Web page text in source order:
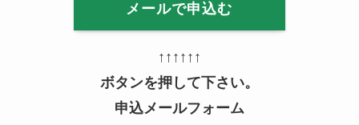
メールで申込む
↑↑↑↑↑↑
ボタンを押して下さい。
申込メールフォーム